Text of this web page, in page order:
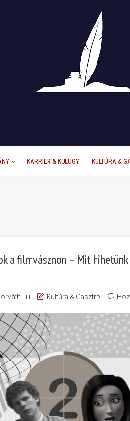
KARRIER & KÜLÜGY KULTÚRA &
a filmvásznon – Mit
Lili Kultúra & Gasztró